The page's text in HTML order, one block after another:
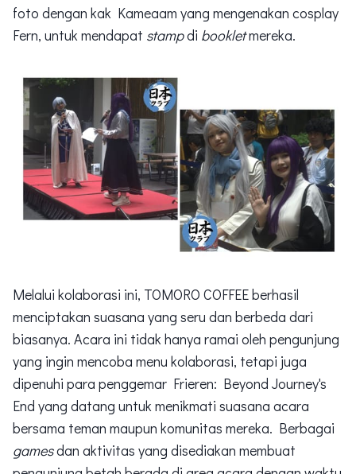
foto dengan kak Kameaam yang mengenakan cosplay
Fern, untuk mendapat stampdi bookletmereka.
Melalui kolaborasi ini, TOMORO COFFEE berhasil
menciptakan suasana yang seru dan berbeda dari
biasanya. Acara ini tidak hanya ramai oleh pengunjung
yang ingin mencoba menu kolaborasi, tetapi juga
dipenuhi para penggemar Frieren: Beyond Journey's
End yang datang untuk menikmati suasana acara
bersama teman maupun komunitas mereka. Berbagai
gamesdan aktivitas yang disediakan membuat